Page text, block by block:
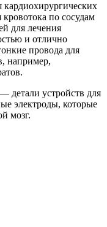
кардиохирургических
по сосудам
для лечения
и отлично
провода для
например,
детали устройств для
электроды, которые
мозг.